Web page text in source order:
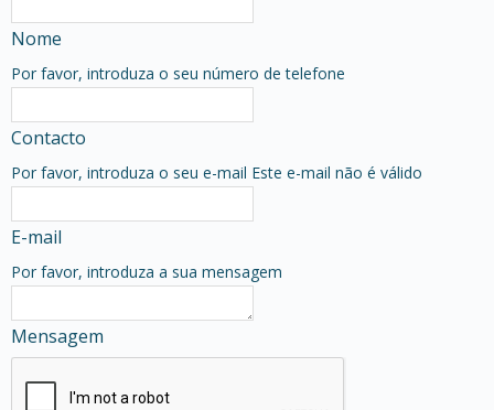
Nome
Por favor, introduza o seu número de telefone
Contacto
Por favor, introduza o seu e-mail Este e-mail não é válido
E-mail
Por favor, introduza a sua mensagem
Mensagem